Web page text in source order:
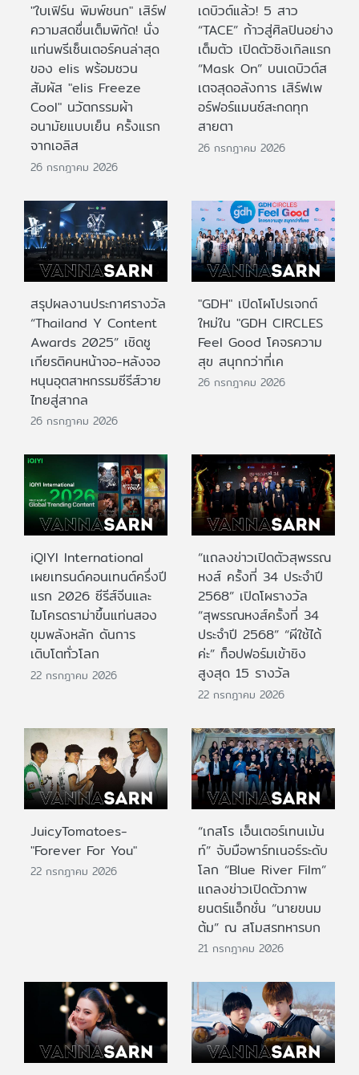
"ใบเฟิร์น พิมพ์ชนก" เสิร์ฟ
ความสดชื่นเต็มพิกัด! นั่ง
แท่นพรีเซ็นเตอร์คนล่าสุด
ของ elis พร้อมชวน
สัมผัส "elis Freeze
Cool" นวัตกรรมผ้า
อนามัยแบบเย็น ครั้งแรก
จากเอลิส
26 กรกฎาคม 2026
เดบิวต์แล้ว! 5 สาว
“TACE” ก้าวสู่ศิลปินอย่าง
เต็มตัว เปิดตัวซิงเกิลแรก
“Mask On” บนเดบิวต์ส
เตจสุดอลังการ เสิร์ฟเพ
อร์ฟอร์แมนซ์สะกดทุก
สายตา
26 กรกฎาคม 2026
สรุปผลงานประกาศรางวัล
“Thailand Y Content
Awards 2025” เชิดชู
เกียรติคนหน้าจอ-หลังจอ
หนุนอุตสาหกรรมซีรีส์วาย
ไทยสู่สากล
26 กรกฎาคม 2026
"GDH" เปิดโผโปรเจกต์
ใหม่ใน "GDH CIRCLES
Feel Good โคจรความ
สุข สนุกกว่าที่เค
26 กรกฎาคม 2026
iQIYI International
เผยเทรนด์คอนเทนต์ครึ่งปี
แรก 2026 ซีรีส์จีนและ
ไมโครดราม่าขึ้นแท่นสอง
ขุมพลังหลัก ดันการ
เติบโตทั่วโลก
22 กรกฎาคม 2026
“แถลงข่าวเปิดตัวสุพรรณ
หงส์ ครั้งที่ 34 ประจำปี
2568” เปิดโผรางวัล
“สุพรรณหงส์ครั้งที่ 34
ประจำปี 2568” “ผีใช้ได้
ค่ะ” ท็อปฟอร์มเข้าชิง
สูงสุด 15 รางวัล
22 กรกฎาคม 2026
JuicyTomatoes-
"Forever For You"
22 กรกฎาคม 2026
“เกสโร เอ็นเตอร์เทนเม้น
ท์” จับมือพาร์ทเนอร์ระดับ
โลก “Blue River Film”
แถลงข่าวเปิดตัวภาพ
ยนตร์แอ็กชั่น “นายขนม
ต้ม” ณ สโมสรทหารบก
21 กรกฎาคม 2026